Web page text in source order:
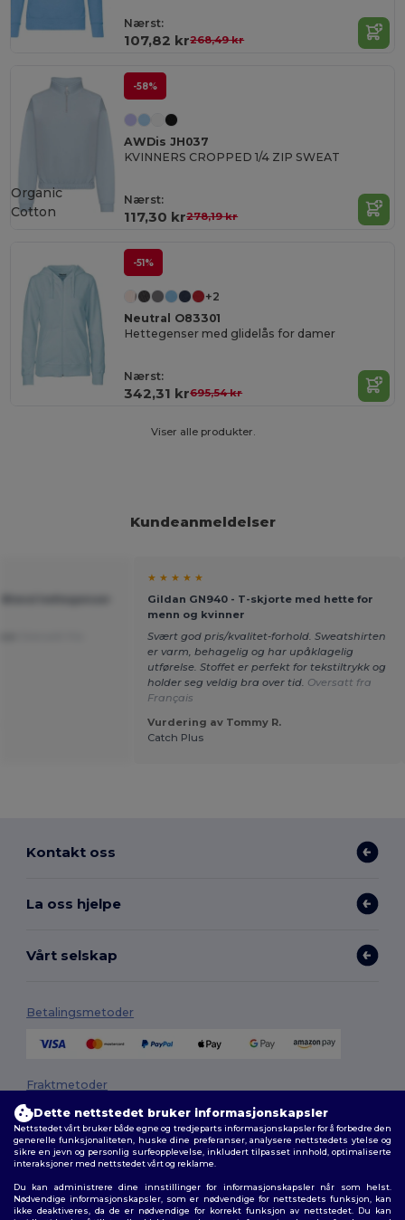
Nærst:
107,82 kr268,49 kr
-58%
AWDis JH037
KVINNERS CROPPED 1/4 ZIP SWEAT
Nærst:
117,30 kr278,19 kr
Organic
Cotton
-51%
+2
Neutral O83301
Hettegenser med glidelås for damer
Nærst:
342,31 kr695,54 kr
Viser alle produkter.
Kundeanmeldelser
★ ★ ★ ★ ★
Gildan GN940 - T-skjorte med hette for
menn og kvinner
Svært god pris/kvalitet-forhold. Sweatshirten
er varm, behagelig og har upåklagelig
utførelse. Stoffet er perfekt for tekstiltrykk og
holder seg veldig bra over tid. Oversatt fra
Français
Vurdering av Tommy R.
Catch Plus
Kontakt oss
La oss hjelpe
Vårt selskap
Betalingsmetoder
Fraktmetoder
Dette nettstedet bruker informasjonskapsler
Nettstedet vårt bruker både egne og tredjeparts informasjonskapsler for å forbedre den
generelle funksjonaliteten, huske dine preferanser, analysere nettstedets ytelse og
sikre en jevn og personlig surfeopplevelse, inkludert tilpasset innhold, optimaliserte
interaksjoner med nettstedet vårt og reklame.
Du kan administrere dine innstillinger for informasjonskapsler når som helst.
Nødvendige informasjonskapsler, som er nødvendige for nettstedets funksjon, kan
ikke deaktiveres, da de er nødvendige for korrekt funksjon av nettstedet. Du kan